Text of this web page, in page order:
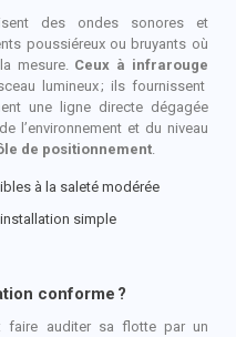
des ondes sonores et
poussiéreux ou bruyants où
mesure. Ceux à infrarouge
lumineux ; ils fournissent
une ligne directe dégagée
l’environnement et du niveau
de positionnement
à la saleté modérée
simple
conforme ?
: faire auditer sa flotte par un